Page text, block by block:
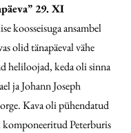
29. XI
koosseisuga ansambel
olid tänapäeval vähe
heliloojad, keda oli sinna
ja Johann Joseph
Kava oli pühendatud
Peterburis